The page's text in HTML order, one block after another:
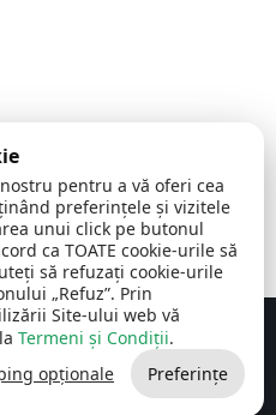
drepturile rezervate
Relații Publice SRL
pentru a vă oferi cea
preferințele și vizitele
unui click pe butonul
ca TOATE cookie-urile să
să refuzați cookie-urile
„Refuz”. Prin
Site-ului web vă
Termeni și Condiții.
opționale Preferințe